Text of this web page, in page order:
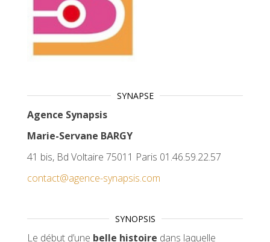
SYNAPSE
Agence Synapsis
Marie-Servane BARGY
41 bis, Bd Voltaire 75011 Paris 01.46.59.22.57
contact@agence-synapsis.com
SYNOPSIS
Le début d’une belle histoire dans laquelle